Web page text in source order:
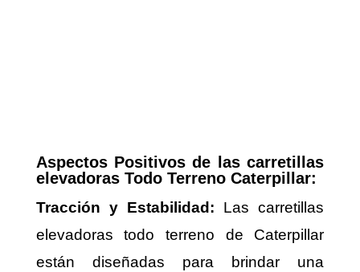
Aspectos Positivos de las carretillas
elevadoras Todo Terreno Caterpillar:
Tracción y Estabilidad:
Las carretillas
elevadoras todo terreno de Caterpillar
están diseñadas para brindar una